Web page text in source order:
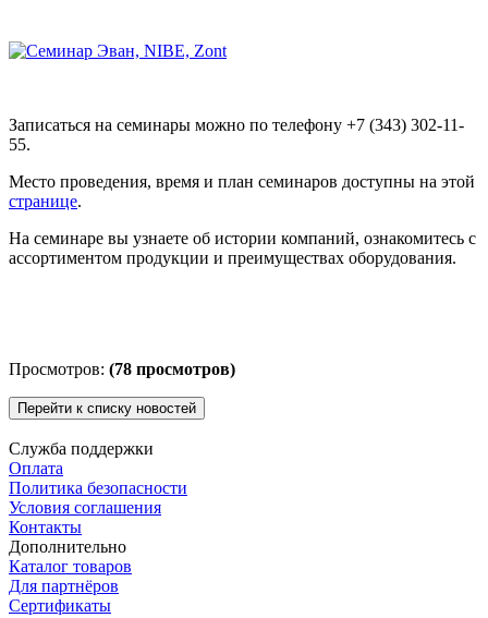
Записаться на семинары можно по телефону +7 (343) 302-11-
55.
Место проведения, время и план семинаров доступны на этой
странице.
На семинаре вы узнаете об истории компаний, ознакомитесь с
ассортиментом продукции и преимуществах оборудования.
Просмотров: (78 просмотров)
Перейти к списку новостей
Служба поддержки
Оплата
Политика безопасности
Условия соглашения
Контакты
Дополнительно
Каталог товаров
Для партнёров
Сертификаты